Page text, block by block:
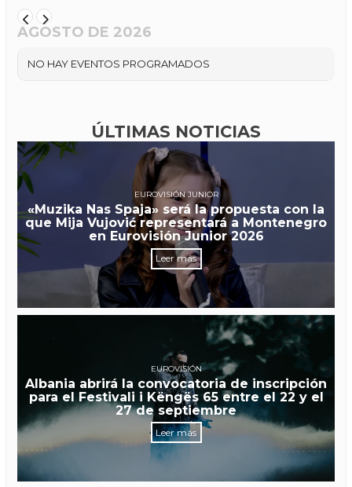
AGOSTO DE 2026
NO HAY EVENTOS PROGRAMADOS
ÚLTIMAS NOTICIAS
EUROVISIÓN JUNIOR
«Muzika Nas Spaja» será la propuesta con la
que Mija Vujović representará a Montenegro
en Eurovisión Junior 2026
Leer más
EUROVISIÓN
Albania abrirá la convocatoria de inscripción
para el Festivali i Këngës 65 entre el 22 y el
27 de septiembre
Leer más